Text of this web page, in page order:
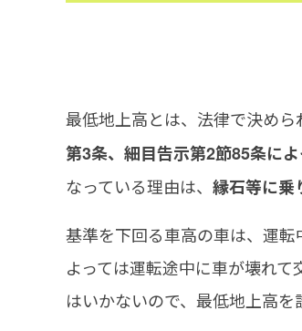
最低地上高とは、法律で決めら
第3条、細目告示第2節85条に
なっている理由は、 縁石等に乗
基準を下回る車高の車は、運
よっては運転途中に車が壊れ
はいかないので、最低地上高を